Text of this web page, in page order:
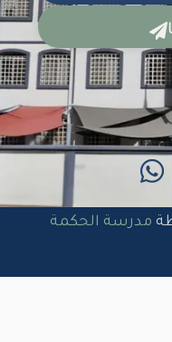
مدرسة الحكمة